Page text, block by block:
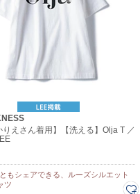
りえさん着用】【洗える】Olja T ／
もシェアできる、ルーズシルエット
ツ